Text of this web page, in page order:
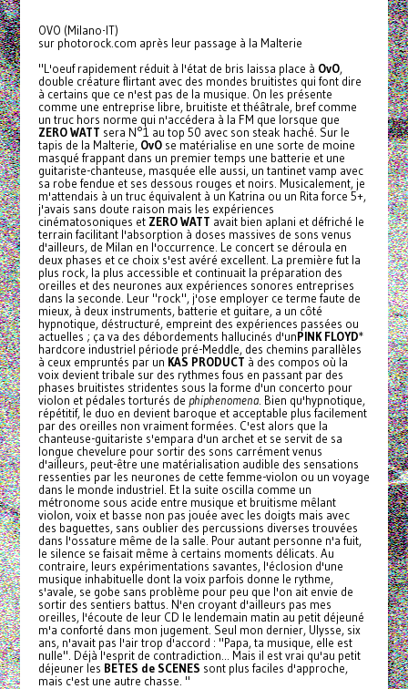
OVO (Milano-IT)
sur photorock.com après leur passage à la Malterie
"L'oeuf rapidement réduit à l'état de bris laissa place à OvO,
double créature flirtant avec des mondes bruitistes qui font dire
à certains que ce n'est pas de la musique. On les présente
comme une entreprise libre, bruitiste et théâtrale, bref comme
un truc hors norme qui n'accédera à la FM que lorsque que
ZERO WATT sera N°1 au top 50 avec son steak haché. Sur le
tapis de la Malterie, OvOse matérialise en une sorte de moine
masqué frappant dans un premier temps une batterie et une
guitariste-chanteuse, masquée elle aussi, un tantinet vamp avec
sa robe fendue et ses dessous rouges et noirs. Musicalement, je
m'attendais à un truc équivalent à un Katrina ou un Rita force 5+,
j'avais sans doute raison mais les expériences
cinématosoniques et ZERO WATT avait bien aplani et défriché le
terrain facilitant l'absorption à doses massives de sons venus
d'ailleurs, de Milan en l'occurrence. Le concert se déroula en
deux phases et ce choix s'est avéré excellent. La première fut la
plus rock, la plus accessible et continuait la préparation des
oreilles et des neurones aux expériences sonores entreprises
dans la seconde. Leur "rock", j'ose employer ce terme faute de
mieux, à deux instruments, batterie et guitare, a un côté
hypnotique, déstructuré, empreint des expériences passées ou
actuelles ; ça va des débordements hallucinés d'unPINK FLOYD*
hardcore industriel période pré-Meddle, des chemins parallèles
à ceux empruntés par un KAS PRODUCT à des compos où la
voix devient tribale sur des rythmes fous en passant par des
phases bruitistes stridentes sous la forme d'un concerto pour
violon et pédales torturés de phiphenomena. Bien qu'hypnotique,
répétitif, le duo en devient baroque et acceptable plus facilement
par des oreilles non vraiment formées. C'est alors que la
chanteuse-guitariste s'empara d'un archet et se servit de sa
longue chevelure pour sortir des sons carrément venus
d'ailleurs, peut-être une matérialisation audible des sensations
ressenties par les neurones de cette femme-violon ou un voyage
dans le monde industriel. Et la suite oscilla comme un
métronome sous acide entre musique et bruitisme mêlant
violon, voix et basse non pas jouée avec les doigts mais avec
des baguettes, sans oublier des percussions diverses trouvées
dans l'ossature même de la salle. Pour autant personne n'a fuit,
le silence se faisait même à certains moments délicats. Au
contraire, leurs expérimentations savantes, l'éclosion d'une
musique inhabituelle dont la voix parfois donne le rythme,
s'avale, se gobe sans problème pour peu que l'on ait envie de
sortir des sentiers battus. N'en croyant d'ailleurs pas mes
oreilles, l'écoute de leur CD le lendemain matin au petit déjeuné
m'a conforté dans mon jugement. Seul mon dernier, Ulysse, six
ans, n'avait pas l'air trop d'accord : "Papa, ta musique, elle est
nulle". Déjà l'esprit de contradiction... Mais il est vrai qu'au petit
déjeuner les BETES de SCENES sont plus faciles d'approche,
mais c'est une autre chasse. "